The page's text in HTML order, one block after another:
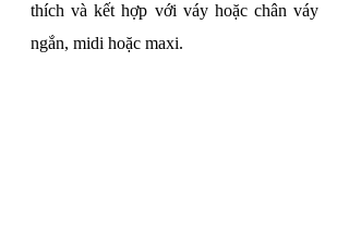
thích và kết hợp với váy hoặc chân váy
ngắn, midi hoặc maxi.